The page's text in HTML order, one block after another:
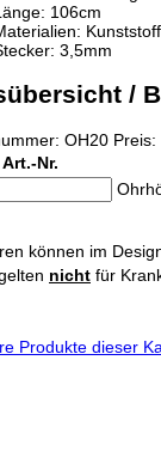
106cm
Kunststoff
3,5mm
/
OH20 Preis:
Art.-Nr.
können im
nicht für
Produkte dieser
-
[] []